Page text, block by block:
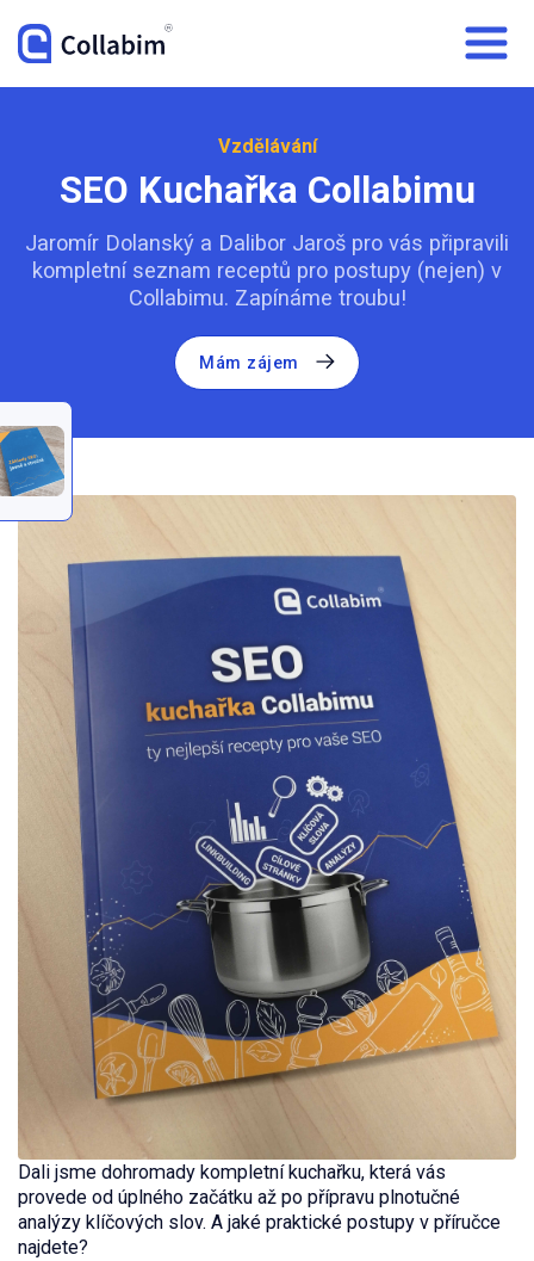
Vzdělávání
SEO Kuchařka Collabimu
Jaromír Dolanský a Dalibor Jaroš pro vás připravili
kompletní seznam receptů pro postupy (nejen) v
Collabimu. Zapínáme troubu!
Mám zájem
Dali jsme dohromady kompletní kuchařku, která vás
provede od úplného začátku až po přípravu plnotučné
analýzy klíčových slov. A jaké praktické postupy v příručce
najdete?